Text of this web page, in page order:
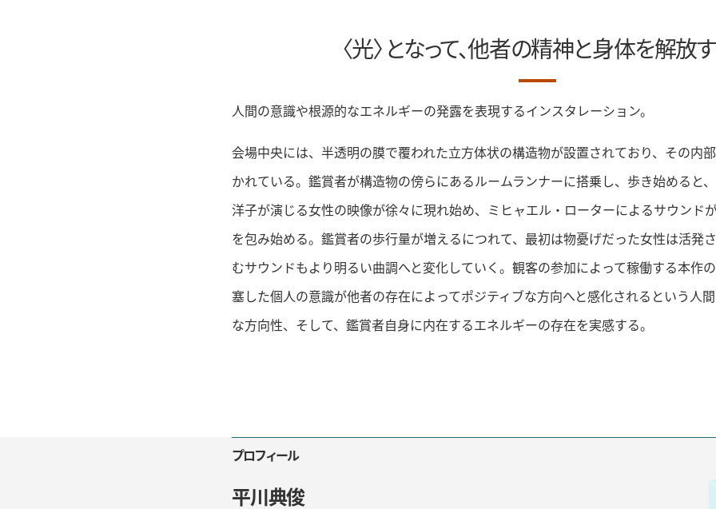
〈光〉となって、他者の精神と身体を解放
人間の意識や根源的なエネルギーの発露を表現するインスタレーション。
会場中央には、半透明の膜で覆われた立方体状の構造物が設置されており、その内
かれている。鑑賞者が構造物の傍らにあるルームランナーに搭乗し、歩き始めると
洋子が演じる女性の映像が徐々に現れ始め、ミヒャエル・ローターによるサウンド
を包み始める。鑑賞者の歩行量が増えるにつれて、最初は物憂げだった女性は活発
むサウンドもより明るい曲調へと変化していく。観客の参加によって稼働する本作
塞した個人の意識が他者の存在によってポジティブな方向へと感化されるという人
な方向性、そして、鑑賞者自身に内在するエネルギーの存在を実感する。
プロフィール
平川典俊